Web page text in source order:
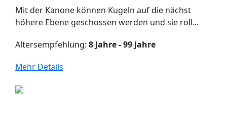
Mit der Kanone können Kugeln auf die nächst
höhere Ebene geschossen werden und sie roll...
Altersempfehlung: 8 Jahre - 99 Jahre
Mehr Details